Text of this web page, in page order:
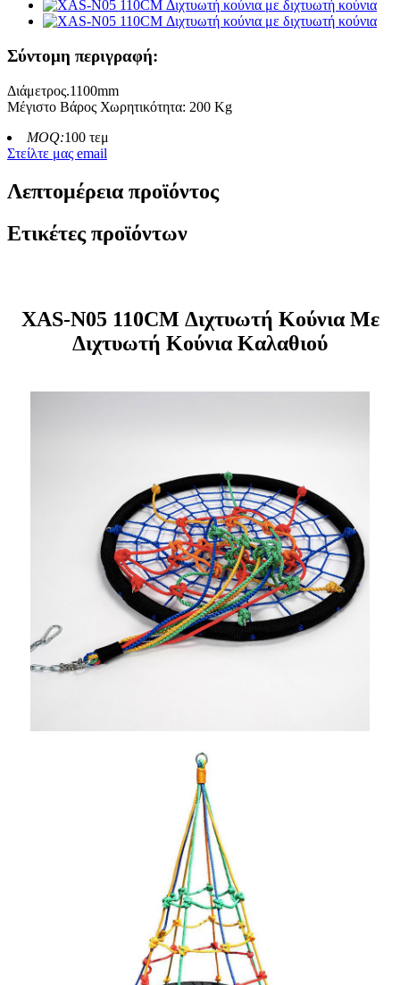
Σύντομη περιγραφή:
Διάμετρος.1100mm
Μέγιστο Βάρος Χωρητικότητα: 200 Kg
MOQ:100 τεμ
Στείλτε μας email
Λεπτομέρεια προϊόντος
Ετικέτες προϊόντων
XAS-N05 110CM Διχτυωτή Κούνια Με
Διχτυωτή Κούνια Καλαθιού